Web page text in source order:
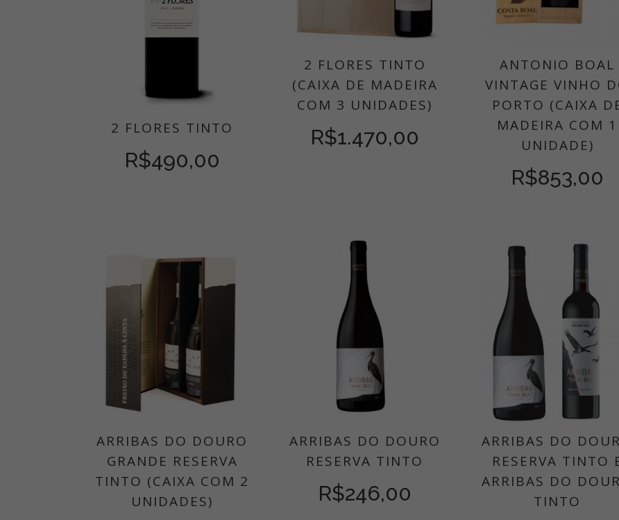
2 FLORES TINTO
R$490,00
2 FLORES TINTO
(CAIXA DE MADEIRA
COM 3 UNIDADES)
R$1.470,00
ANTONIO BOAL
VINTAGE VINHO
PORTO (CAIXA
MADEIRA COM 1
UNIDADE)
R$853,00
ARRIBAS DO DOURO
GRANDE RESERVA
TINTO (CAIXA COM 2
UNIDADES)
ARRIBAS DO DOURO
RESERVA TINTO
R$246,00
ARRIBAS DO
RESERVA TINTO
ARRIBAS DO
TINTO